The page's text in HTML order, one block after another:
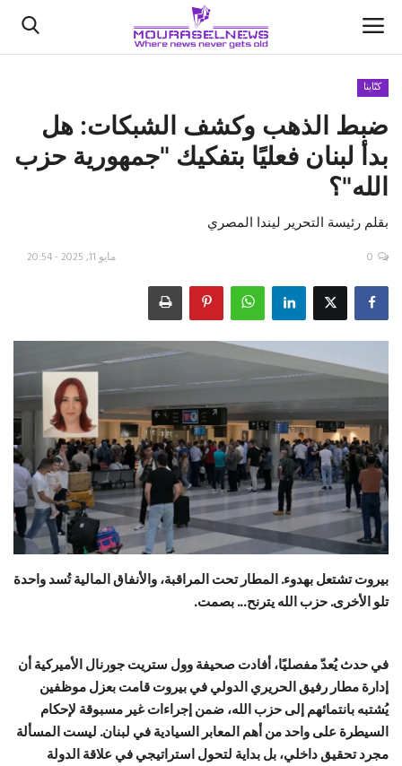
الأخبار
كتّابنا
السعودية
اقتصاد
علوم وتكنولوجيا
فيديو
حياة
كتّابنا
ضبط الذهب وكشف الشبكات: هل
بدأ لبنان فعليًا بتفكيك "جمهورية حزب
الله"؟
بقلم رئيسة التحرير ليندا المصري
مايو 11, 2025 - 20:54 0
بيروت تشتعل بهدوء. المطار تحت المراقبة، والأنفاق المالية تُسد واحدة
تلو الأخرى. حزب الله يترنح... بصمت.
في حدث يُعدّ مفصليًا، أفادت صحيفة وول ستريت جورنال الأميركية أن
إدارة مطار رفيق الحريري الدولي في بيروت قامت بعزل موظفين
يُشتبه بانتمائهم إلى حزب الله، ضمن إجراءات غير مسبوقة لإحكام
السيطرة على واحد من أهم المعابر السيادية في لبنان. ليست المسألة
مجرد تحقيق داخلي، بل بداية لتحول استراتيجي في علاقة الدولة